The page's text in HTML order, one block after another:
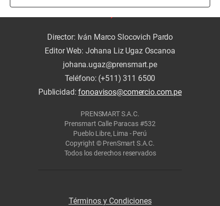
Director: Iván Marco Slocovich Pardo
Editor Web: Johana Liz Ugaz Oscanoa
johana.ugaz@prensmart.pe
Teléfono: (+511) 311 6500
Publicidad:fonoavisos@comercio.com.pe
PRENSMART S.A.C.
Prensmart Calle Paracas #532
Pueblo Libre, Lima - Perú
Copyright © PrenSmart S.A.C.
Todos los derechos reservados
Términos y Condiciones